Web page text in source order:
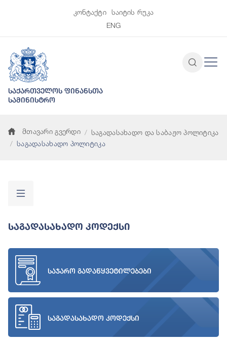
კონტაქტი
საიტის რუკა
ENG
საქართველოს ფინანსთა
სამინისტრო
მთავარი გვერდი
საგადასახადო და საბაჟო პოლიტიკა
საგადასახადო პოლიტიკა
Საგადასახადო Კოდექსი
საჯარო გადაწყვეტილებები
საგადასახადო კოდექსი